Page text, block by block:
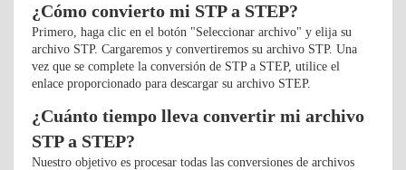
¿Cómo convierto mi STP a STEP?
Primero, haga clic en el botón "Seleccionar archivo" y elija su
archivo STP. Cargaremos y convertiremos su archivo STP. Una
vez que se complete la conversión de STP a STEP, utilice el
enlace proporcionado para descargar su archivo STEP.
¿Cuánto tiempo lleva convertir mi archivo
STP a STEP?
Nuestro objetivo es procesar todas las conversiones de archivos